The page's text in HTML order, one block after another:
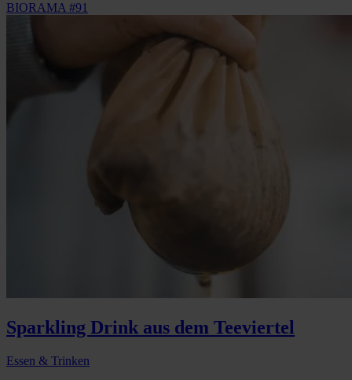
BIORAMA #91
Sparkling Drink aus dem Teeviertel
Essen & Trinken